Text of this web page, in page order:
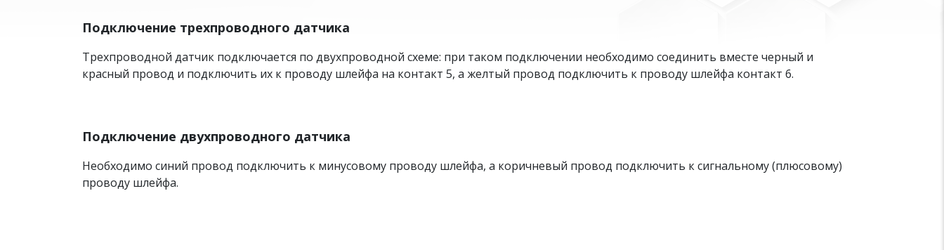
Подключение трехпроводного датчика
Трехпроводной датчик подключается по двухпроводной схеме: при таком подключении необходимо соединить вместе черный и
красный провод и подключить их к проводу шлейфа на контакт 5, а желтый провод подключить к проводу шлейфа контакт 6.
Подключение двухпроводного датчика
Необходимо синий провод подключить к минусовому проводу шлейфа, а коричневый провод подключить к сигнальному (плюсовому)
проводу шлейфа.